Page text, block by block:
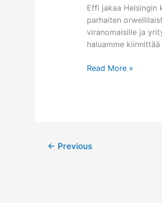
Effi jakaa Helsingin
parhaiten
viranomaisille ja
haluamme
Isoveli-
Read More »
← Previous